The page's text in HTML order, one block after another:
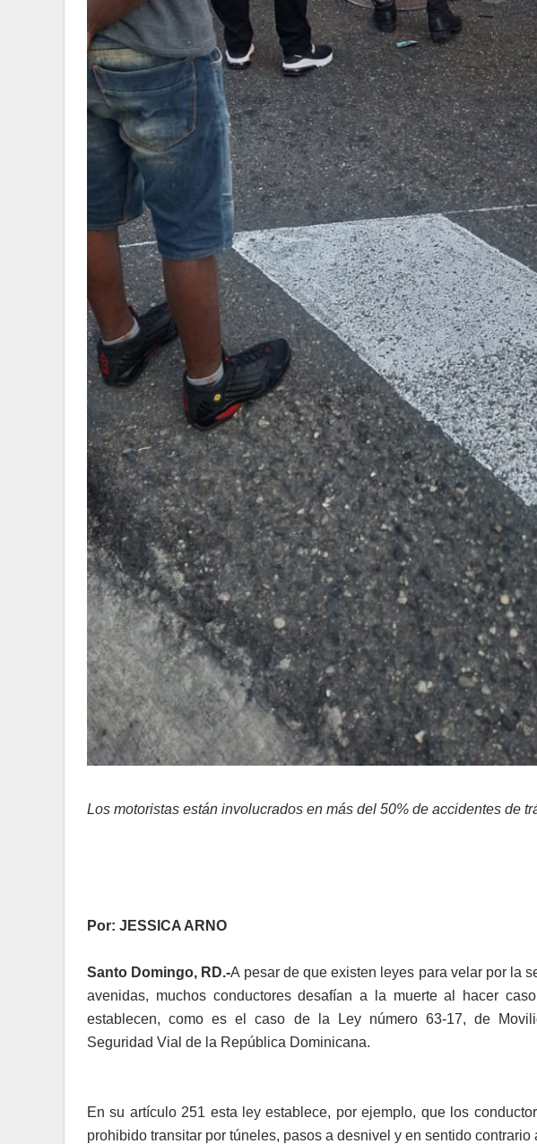
Los motoristas están involucrados en más del 50% de accidentes de
Por: JESSICA ARNO
Santo Domingo, RD.-A pesar de que existen leyes para velar por la
avenidas, muchos conductores desafían a la muerte al hacer
establecen, como es el caso de la Ley número 63-17, de
Seguridad Vial de la República Dominicana.
En su artículo 251 esta ley establece, por ejemplo, que los
prohibido transitar por túneles, pasos a desnivel y en sentido